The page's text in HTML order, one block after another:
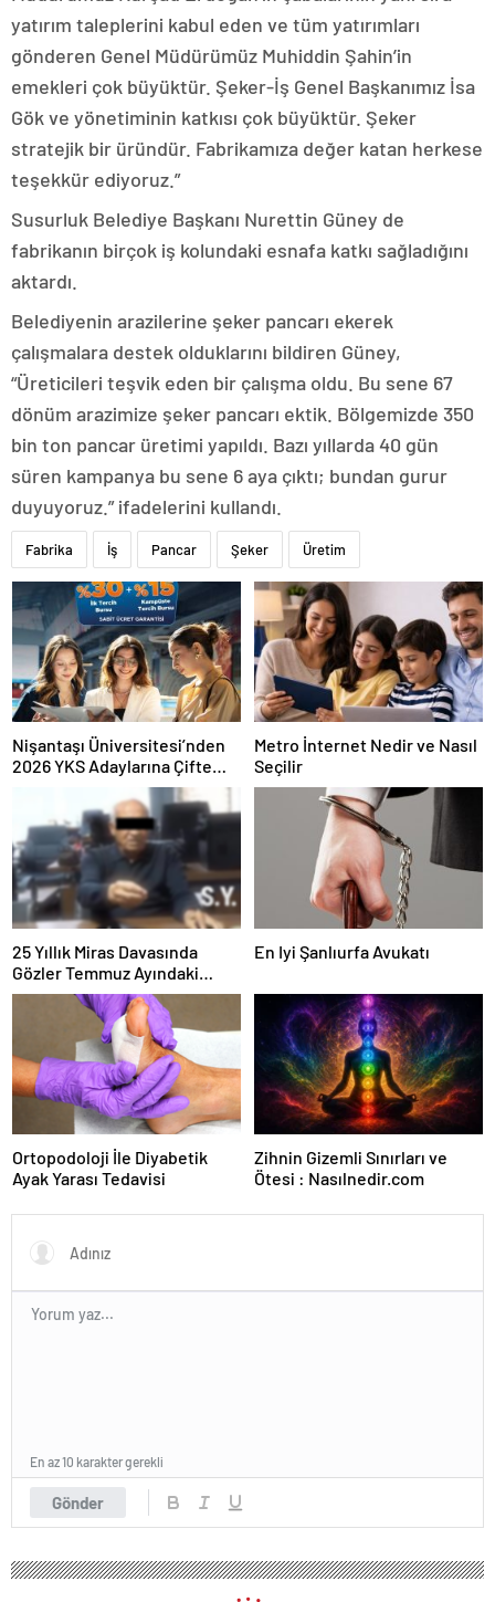
yatırım taleplerini kabul eden ve tüm yatırımları
gönderen Genel Müdürümüz Muhiddin Şahin’in
emekleri çok büyüktür. Şeker-İş Genel Başkanımız İsa
Gök ve yönetiminin katkısı çok büyüktür. Şeker
stratejik bir üründür. Fabrikamıza değer katan herkese
teşekkür ediyoruz.”
Susurluk Belediye Başkanı Nurettin Güney de
fabrikanın birçok iş kolundaki esnafa katkı sağladığını
aktardı.
Belediyenin arazilerine şeker pancarı ekerek
çalışmalara destek olduklarını bildiren Güney,
“Üreticileri teşvik eden bir çalışma oldu. Bu sene 67
dönüm arazimize şeker pancarı ektik. Bölgemizde 350
bin ton pancar üretimi yapıldı. Bazı yıllarda 40 gün
süren kampanya bu sene 6 aya çıktı; bundan gurur
duyuyoruz.” ifadelerini kullandı.
Fabrika İş Pancar Şeker Üretim
Nişantaşı Üniversitesi’nden
2026 YKS Adaylarına Çifte
Güvence: Sabit Ücret ve
Kesintisiz Burs
Metro İnternet Nedir ve Nasıl
Seçilir
25 Yıllık Miras Davasında
Gözler Temmuz Ayındaki
Karar Duruşmasına Çevrildi
En Iyi Şanlıurfa Avukatı
Ortopodoloji İle Diyabetik
Ayak Yarası Tedavisi
Zihnin Gizemli Sınırları ve
Ötesi : Nasılnedir.com
Gönder
En az 10 karakter gerekli